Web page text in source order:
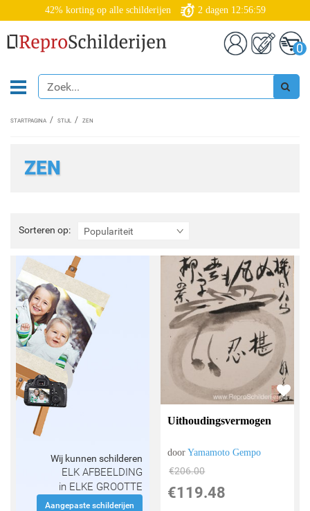
42% korting op alle schilderijen 2 dagen 12:56:57
0
STARTPAGINA STIJL ZEN
ZEN
Sorteren op: Populariteit
Sorteren
op:
Wij kunnen schilderen
ELK AFBEELDING
in ELKE GROOTTE
Aangepaste schilderijen
Uithoudingsvermogen
doorYamamoto Gempo
€206.00
€119.48